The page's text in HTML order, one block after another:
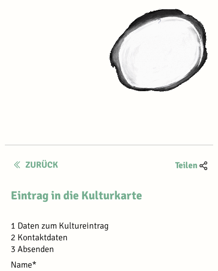
ZURÜCK Teilen
Eintrag in die Kulturkarte
1 Daten zum Kultureintrag
2 Kontaktdaten
3 Absenden
Name*